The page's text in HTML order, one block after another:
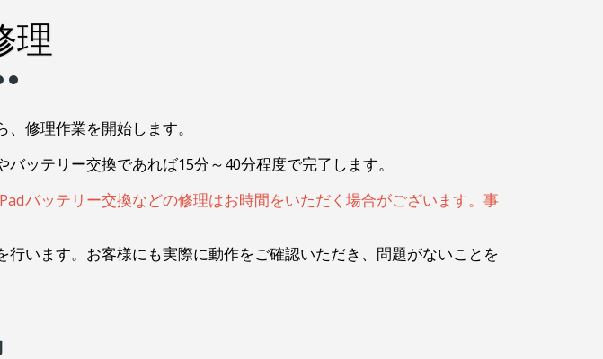
修理作業を開始します。
ッテリー交換であれば15分～40分程度で完了します。
バッテリー交換などの修理はお時間をいただく場合がございます。事
います。お客様にも実際に動作をご確認いただき、問題がないことを